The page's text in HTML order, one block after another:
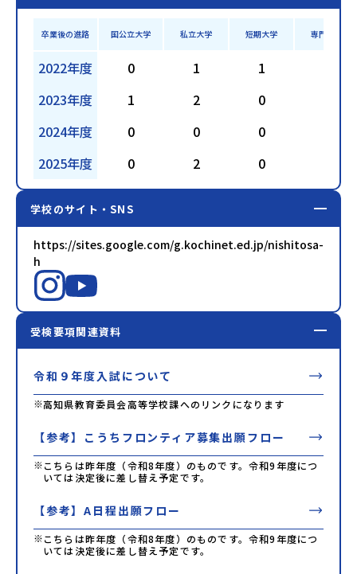
卒業後の進路 国公立大学 私立大学 短期大学 専門学校
2022年度 0 1 1
2023年度
1 2 0
2024年度
0 0 0
2025年度
0 2 0
学校のサイト・SNS
https://sites.google.com/g.kochinet.ed.jp/nishitosa-
h
受検要項関連資料
令和９年度入試について
※高知県教育委員会高等学校課へのリンクになります
【参考】こうちフロンティア募集出願フロー
※こちらは昨年度（令和8年度）のものです。令和9年度につ
いては決定後に差し替え予定です。
【参考】A日程出願フロー
※こちらは昨年度（令和8年度）のものです。令和9年度につ
いては決定後に差し替え予定です。